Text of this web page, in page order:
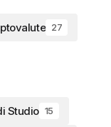
27
Studio 15